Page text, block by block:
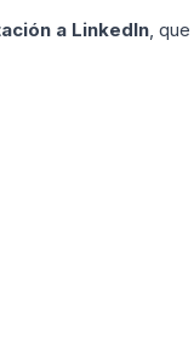
a LinkedIn, que